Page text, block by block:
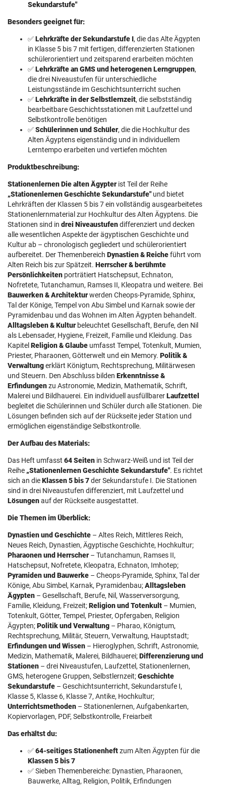
Sekundarstufe"
Besonders geeignet für:
✅Lehrkräfte der Sekundarstufe I, die das Alte Ägypten
in Klasse 5 bis 7 mit fertigen, differenzierten Stationen
schülerorientiert und zeitsparend erarbeiten möchten
✅Lehrkräfte an GMS und heterogenen Lerngruppen,
die drei Niveaustufen für unterschiedliche
Leistungsstände im Geschichtsunterricht suchen
✅Lehrkräfte in der Selbstlernzeit, die selbstständig
bearbeitbare Geschichtsstationen mit Laufzettel und
Selbstkontrolle benötigen
✅Schülerinnen und Schüler, die die Hochkultur des
Alten Ägyptens eigenständig und in individuellem
Lerntempo erarbeiten und vertiefen möchten
Produktbeschreibung:
Stationenlernen Die alten Ägypterist Teil der Reihe
„Stationenlernen Geschichte Sekundarstufe"und bietet
Lehrkräften der Klassen 5 bis 7 ein vollständig ausgearbeitetes
Stationenlernmaterial zur Hochkultur des Alten Ägyptens. Die
Stationen sind in drei Niveaustufendifferenziert und decken
alle wesentlichen Aspekte der ägyptischen Geschichte und
Kultur ab – chronologisch gegliedert und schülerorientiert
aufbereitet. Der Themenbereich Dynastien & Reicheführt vom
Alten Reich bis zur Spätzeit. Herrscher & berühmte
Persönlichkeiten porträtiert Hatschepsut, Echnaton,
Nofretete, Tutanchamun, Ramses II, Kleopatra und weitere. Bei
Bauwerken & Architekturwerden Cheops-Pyramide, Sphinx,
Tal der Könige, Tempel von Abu Simbel und Karnak sowie der
Pyramidenbau und das Wohnen im Alten Ägypten behandelt.
Alltagsleben & Kulturbeleuchtet Gesellschaft, Berufe, den Nil
als Lebensader, Hygiene, Freizeit, Familie und Kleidung. Das
Kapitel Religion & Glaube umfasst Tempel, Totenkult, Mumien,
Priester, Pharaonen, Götterwelt und ein Memory. Politik &
Verwaltungerklärt Königtum, Rechtsprechung, Militärwesen
und Steuern. Den Abschluss bilden Erkenntnisse &
Erfindungenzu Astronomie, Medizin, Mathematik, Schrift,
Malerei und Bildhauerei. Ein individuell ausfüllbarerLaufzettel
begleitet die Schülerinnen und Schüler durch alle Stationen. Die
Lösungen befinden sich auf der Rückseite jeder Station und
ermöglichen eigenständige Selbstkontrolle.
Der Aufbau des Materials:
Das Heft umfasst 64 Seiten in Schwarz-Weiß und ist Teil der
Reihe „Stationenlernen Geschichte Sekundarstufe". Es richtet
sich an dieKlassen 5 bis 7der Sekundarstufe I. Die Stationen
sind in drei Niveaustufen differenziert, mit Laufzettel und
Lösungenauf der Rückseite ausgestattet.
Die Themen im Überblick:
Dynastien und Geschichte – Altes Reich, Mittleres Reich,
Neues Reich, Dynastien, Ägyptische Geschichte, Hochkultur;
Pharaonen und Herrscher– Tutanchamun, Ramses II,
Hatschepsut, Nofretete, Kleopatra, Echnaton, Imhotep;
Pyramiden und Bauwerke – Cheops-Pyramide, Sphinx, Tal der
Könige, Abu Simbel, Karnak, Pyramidenbau;Alltagsleben
Ägypten – Gesellschaft, Berufe, Nil, Wasserversorgung,
Familie, Kleidung, Freizeit;Religion und Totenkult – Mumien,
Totenkult, Götter, Tempel, Priester, Opfergaben, Religion
Ägypten;Politik und Verwaltung – Pharao, Königtum,
Rechtsprechung, Militär, Steuern, Verwaltung, Hauptstadt;
Erfindungen und Wissen – Hieroglyphen, Schrift, Astronomie,
Medizin, Mathematik, Malerei, Bildhauerei;Differenzierung und
Stationen – drei Niveaustufen, Laufzettel, Stationenlernen,
GMS, heterogene Gruppen, Selbstlernzeit;Geschichte
Sekundarstufe – Geschichtsunterricht, Sekundarstufe I,
Klasse 5, Klasse 6, Klasse 7, Antike, Hochkultur;
Unterrichtsmethoden – Stationenlernen, Aufgabenkarten,
Kopiervorlagen, PDF, Selbstkontrolle, Freiarbeit
Das erhältst du:
✅64-seitiges Stationenheftzum Alten Ägypten für die
Klassen 5 bis 7
✅ Sieben Themenbereiche: Dynastien, Pharaonen,
Bauwerke, Alltag, Religion, Politik, Erfindungen